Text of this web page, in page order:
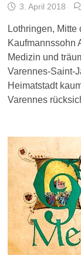
3. April 2018
Lothringen,
Kaufmannssohn
Medizin und
Varennes-Saint-
Heimatstadt
Varennes